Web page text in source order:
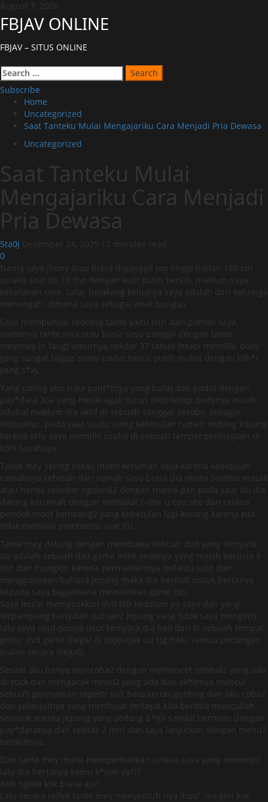
Skip
to
content
August 7, 2026
FBJAV ONLINE
FBJAV – SITUS ONLINE
Primary
Menu
Search
for:
Subscribe
Home
Uncategorized
Saat Tanteku Mulai Mengajariku Cara Menjadi Pria Dewasa
Uncategorized
Saat Tanteku Mulai
Mengajariku Cara Menjadi
Pria Dewasa
5ta0j December 24, 2025
12 minutes read
0
Nama saya jhony atau biasa dipanggil jon tinggi badan 180 cm
usiaku saat itu 18 thn dengan kulit putih bersih, maklum saya
keturunan cina. Latar belakang keluarga saya adalah dari keluarga
menengah, dimana saya sebagai anak bungsu,
Saya mempunyai seorang tante yaitu istri dari paman saya,
namanya tante rina atau biasa saya panggil dengan tante
mey(mey in fang) umurnya sekitar 37 tahun tetapi memiliki body
yang sangat bagus sintal padat berisi putih mulus dengan bib*r
yang s*xy,
Yang paling aku suka pant*tnya yang bulat dan padat dengan
pay*dara 36a yang meski agak turun dikit tetapi bodynya masih
aduhai maklum dia aktif di sebuah sanggar aerobic sebagai
instruktur. pada saat suatu siang kebetulan rumah sedang kosong
karena ortu saya memilki usaha di sebuah tempat perniagaan di
kota Surabaya.
Tante mey sering sekali maen kerumah saya karena kebetulan
rumahnya sebelah dari rumah saya biasa dia minta bumbu masak
atau hanya sekedar ngobrol2 dengan mama dan pada saat itu dia
datang kerumah dengan memakai t-shir u can see dan celana
pendek motif kembang2 yang kebetulan lagi kosong karena kita
tidak memiliki pembantu saat itu.
Tante mey datang dengan membawa sebuah dvd yang ternyata
itu adalah sebuah dvd game milik anaknya yang masih berusia 9
thn dan mungkin karena permainannya terlalau sulit dan
menggunakan bahasa jepang maka dia berniat untuk bertanya
kepada saya bagaimana memainkan game tsb.
Saya mulai memasukkan dvd tsb kedalam ps saya dan yang
terpampang hanyalah tulisan2 jepang yang tidak saya mengerti
lalu saya usut-punya usut ternyata dia beli dari tc sebuah tempat
grosir dvd game illegal di sby(sejak uu ttg HAKI semua pedangan
jualan secara illegal).
Sesaat aku hanya mencoba2 dengan memencet tombol2 yang ada
di stick dan mengacak menu2 yang ada dan akhirnya muncul
sebuah permainan seperti suit batu,kertas,gunting dan aku coba2
dan selanjutnya yang membuat terkejut kita berdua muncullah
sesosok wanita jepang yang sedang b*gil sambil bermain dengan
pay*daranya dan sekitar 2 mnt dan saya lanjutkan dengan menu2
berikutnya.
Dan tante mey mulai memperhatikan celana saya yang menonjol
lalu dia bertanya kamu k*nak ya???
Ahh ngakk kok biasa aja”.
Lalu secara reflek tante mey menyentuh nya lhoo”..iya gini kok